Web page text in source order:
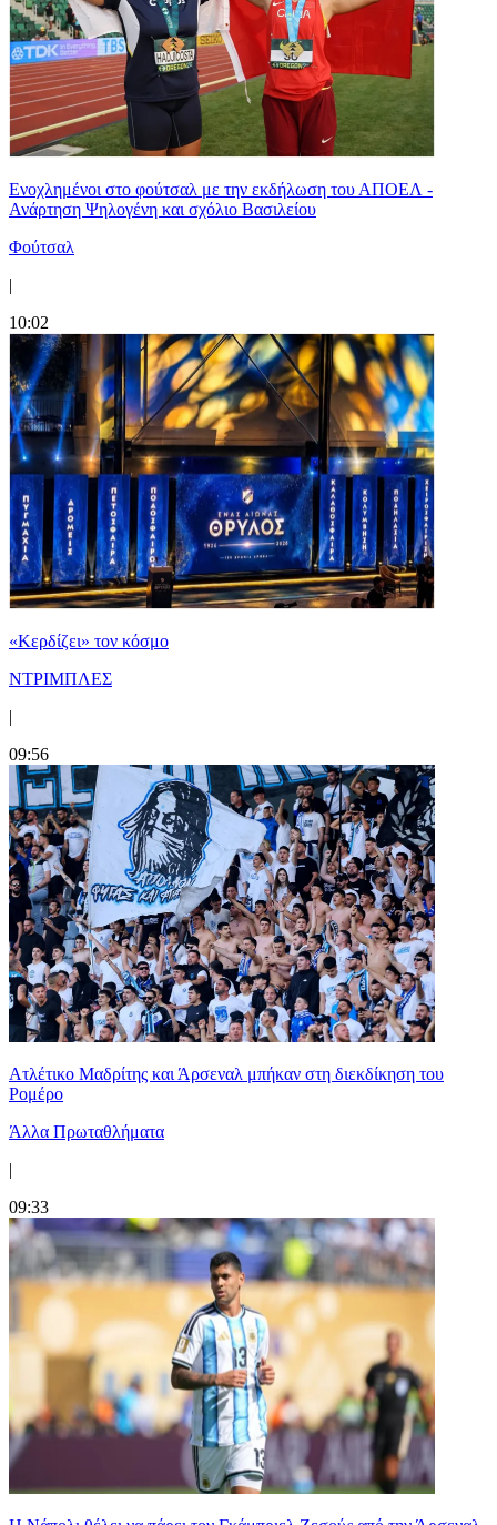
Ενοχλημένοι στο φούτσαλ με την εκδήλωση του ΑΠΟΕΛ -
Ανάρτηση Ψηλογένη και σχόλιο Βασιλείου
Φούτσαλ
|
10:02
«Κερδίζει» τον κόσμο
ΝΤΡΙΜΠΛΕΣ
|
09:56
Ατλέτικο Μαδρίτης και Άρσεναλ μπήκαν στη διεκδίκηση του
Ρομέρο
Άλλα Πρωταθλήματα
|
09:33